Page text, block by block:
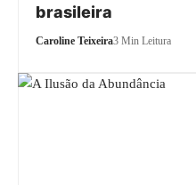
brasileira
Caroline Teixeira3 Min Leitura